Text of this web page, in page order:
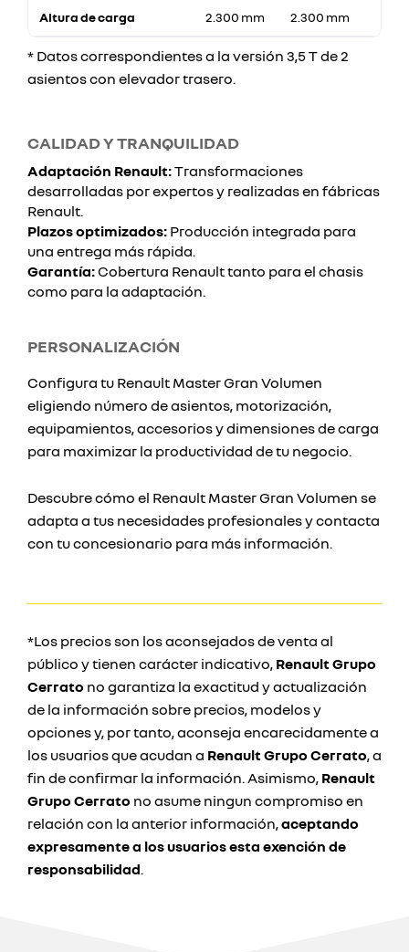
Altura de carga 2.300 mm 2.300 mm
* Datos correspondientes a la versión 3,5 T de 2
asientos con elevador trasero.
CALIDAD Y TRANQUILIDAD
Adaptación Renault:Transformaciones
desarrolladas por expertos y realizadas en fábricas
Renault.
Plazos optimizados: Producción integrada para
una entrega más rápida.
Garantía:Cobertura Renault tanto para el chasis
como para la adaptación.
PERSONALIZACIÓN
Configura tu Renault Master Gran Volumen
eligiendo número de asientos, motorización,
equipamientos, accesorios y dimensiones de carga
para maximizar la productividad de tu negocio.
Descubre cómo el Renault Master Gran Volumen se
adapta a tus necesidades profesionales y contacta
con tu concesionario para más información.
*Los precios son los aconsejados de venta al
público y tienen carácter indicativo, Renault Grupo
Cerrato no garantiza la exactitud y actualización
de la información sobre precios, modelos y
opciones y, por tanto, aconseja encarecidamente a
los usuarios que acudan a Renault Grupo Cerrato, a
fin de confirmar la información. Asimismo, Renault
Grupo Cerrato no asume ningun compromiso en
relación con la anterior información,aceptando
expresamente a los usuarios esta exención de
responsabilidad.